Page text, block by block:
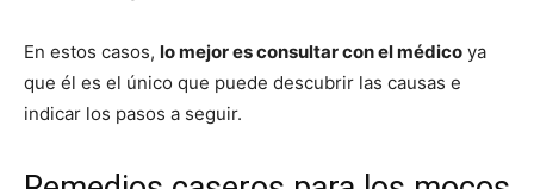
En estos casos, lo mejor es consultar con el médico ya
que él es el único que puede descubrir las causas e
indicar los pasos a seguir.